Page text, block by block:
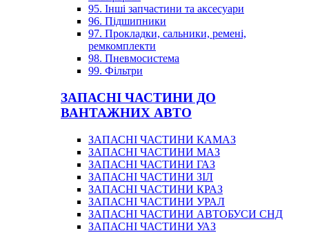
95. Інші запчастини та аксесуари
96. Підшипники
97. Прокладки, сальники, ремені,
ремкомплекти
98. Пневмосистема
99. Фільтри
ЗАПАСНІ ЧАСТИНИ ДО
ВАНТАЖНИХ АВТО
ЗАПАСНІ ЧАСТИНИ КАМАЗ
ЗАПАСНІ ЧАСТИНИ МАЗ
ЗАПАСНІ ЧАСТИНИ ГАЗ
ЗАПАСНІ ЧАСТИНИ ЗІЛ
ЗАПАСНІ ЧАСТИНИ КРАЗ
ЗАПАСНІ ЧАСТИНИ УРАЛ
ЗАПАСНІ ЧАСТИНИ АВТОБУСИ СНД
ЗАПАСНІ ЧАСТИНИ УАЗ